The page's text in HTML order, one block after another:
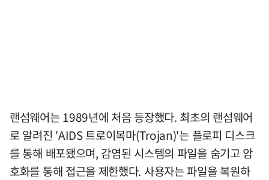
랜섬웨어는 1989년에 처음 등장했다. 최초의 랜섬웨어
로 알려진 'AIDS 트로이목마(Trojan)'는 플로피 디스크
를 통해 배포됐으며, 감염된 시스템의 파일을 숨기고 암
호화를 통해 접근을 제한했다. 사용자는 파일을 복원하